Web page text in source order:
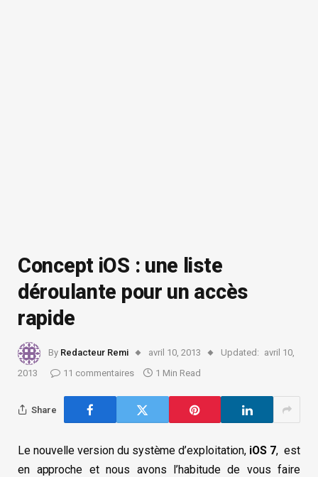
Concept iOS : une liste
déroulante pour un accès
rapide
By Redacteur Remi avril 10, 2013 Updated: avril 10,
2013
11 commentaires 1 Min Read
Share
Le nouvelle version du système d’exploitation, iOS 7, est
en approche et nous avons l’habitude de vous faire